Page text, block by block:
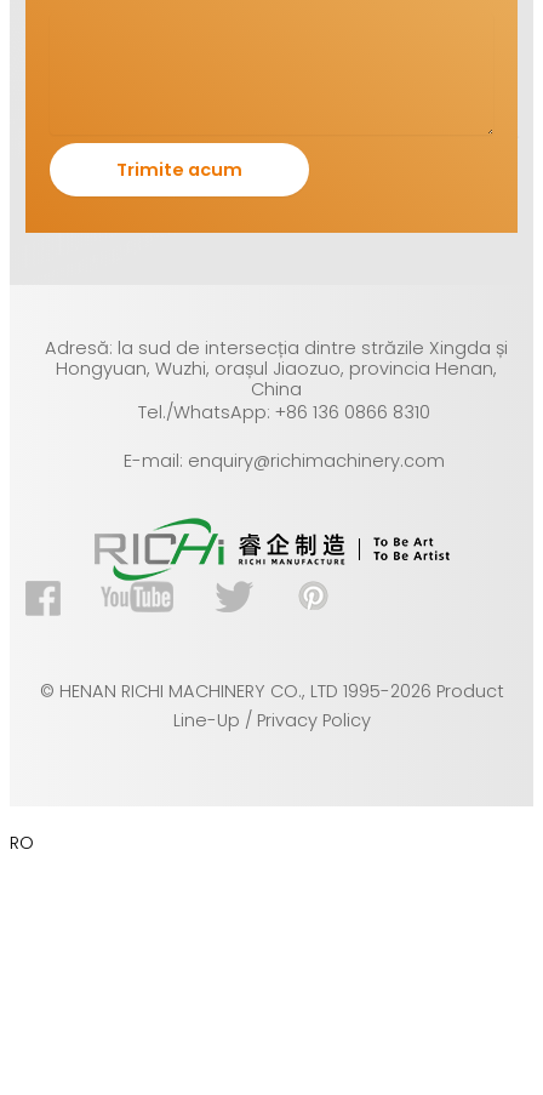
Adresă: la sud de intersecția dintre străzile Xingda și
Hongyuan, Wuzhi, orașul Jiaozuo, provincia Henan,
China
Tel./WhatsApp: +86 136 0866 8310
E-mail: enquiry@richimachinery.com
© HENAN RICHI MACHINERY CO., LTD 1995-2026 Product
Line-Up / Privacy Policy
RO